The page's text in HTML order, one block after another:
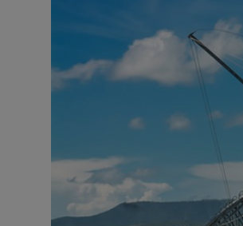
Descubre más